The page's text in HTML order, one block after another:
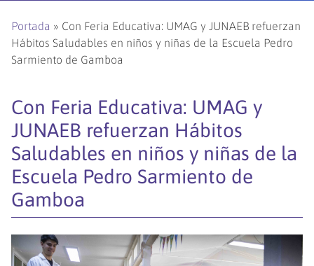
Portada » Con Feria Educativa: UMAG y JUNAEB refuerzan
Hábitos Saludables en niños y niñas de la Escuela Pedro
Sarmiento de Gamboa
Con Feria Educativa: UMAG y
JUNAEB refuerzan Hábitos
Saludables en niños y niñas de la
Escuela Pedro Sarmiento de
Gamboa